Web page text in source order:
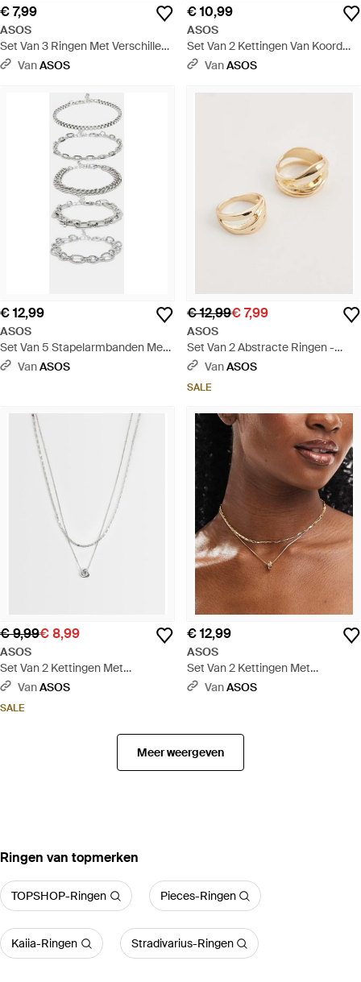
€ 7,99
ASOS
Set Van 3 Ringen Met Verschillend
Minimalistisch Ontwerp - Naturel
VanASOS
€ 10,99
ASOS
Set Van 2 Kettingen Van Koord
Met Zon- En Vishangertje -
VanASOS
€ 12,99
ASOS
Set Van 5 Stapelarmbanden Met
Gemengde Schakels - Wit
VanASOS
€ 12,99€ 7,99
ASOS
Set Van 2 Abstracte Ringen -
Naturel
VanASOS
SALE
€ 9,99€ 8,99
ASOS
Set Van 2 Kettingen Met
Getextureerde Schakels En
VanASOS
SALE
€ 12,99
ASOS
Set Van 2 Kettingen Met
Getextureerde Schakels En
VanASOS
Meer weergeven
‪Ringen‬ van topmerken
TOPSHOP-Ringen Pieces-Ringen
Kaiia-Ringen Stradivarius-Ringen